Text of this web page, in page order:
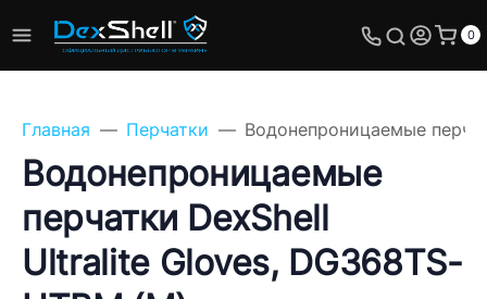
0
Главная Перчатки Водонепроницаемые
Водонепроницаемые
перчатки DexShell
Ultralite Gloves, DG368TS-
Задайте свой вопрос,
мы обязательно